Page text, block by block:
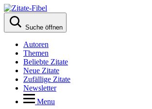
Suche öffnen
Autoren
Themen
Beliebte Zitate
Neue Zitate
Zufällige Zitate
Newsletter
Menu